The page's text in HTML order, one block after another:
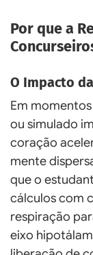
Por que a
O Impacto
Em
ou simulado
coração
mente
que o
cálculos com
respiração
eixo